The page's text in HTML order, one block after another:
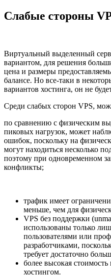
Слабые стороны
Виртуальный выделенный
вариантом, для решения
цена и размеры
балансе. Но все-таки в
вариантов хостинга, он не
Среди слабых сторон VPS,
по сравнению с физическим
пиковых нагрузок, может
ошибок, поскольку на
могут находиться несколько
поэтому при одновременном
конфликты;
трафик имеет
меньше, чем для
VPS без поддержки
использованы только
пользователями или
разработчиками,
требует достаточно
более высокая
хостингом.